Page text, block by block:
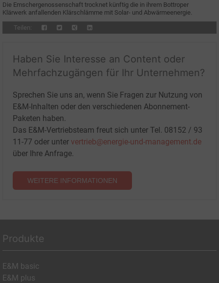
Die Emschergenossenschaft trocknet künftig die in ihrem Bottroper
Klärwerk anfallenden Klärschlämme mit Solar- und Abwärmeenergie.
Teilen:
Haben Sie Interesse an Content oder
Mehrfachzugängen für Ihr Unternehmen?
Sprechen Sie uns an, wenn Sie Fragen zur Nutzung von
E&M-Inhalten oder den verschiedenen Abonnement-
Paketen haben.
Das E&M-Vertriebsteam freut sich unter Tel. 08152 / 93
11-77 oder unter vertrieb@energie-und-management.de
über Ihre Anfrage.
WEITERE INFORMATIONEN
Produkte
E&M basic
E&M plus